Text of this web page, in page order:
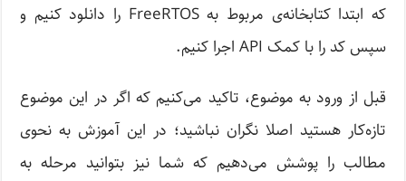
که ابتدا کتابخانه‌ی مربوط به FreeRTOS را دانلود کنیم و
سپس کد را با کمک API اجرا کنیم.
قبل از ورود به موضوع، تاکید می‌کنیم که اگر در این موضوع
تازه‌کار هستید اصلا نگران نباشید؛ در این آموزش به نحوی
مطالب را پوشش می‌دهیم که شما نیز بتوانید مرحله به